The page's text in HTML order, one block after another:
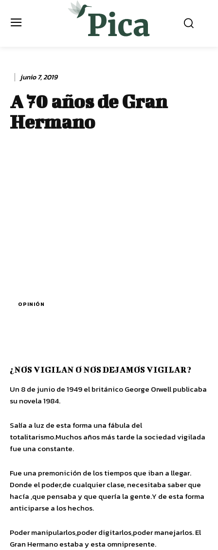
junio 7, 2019
A 70 años de Gran
Hermano
OPINIÓN
¿NOS VIGILAN O NOS DEJAMOS VIGILAR?
Un 8 de junio de 1949 el británico George Orwell publicaba
su novela 1984.
Salía a luz de esta forma una fábula del
totalitarismo.Muchos años más tarde la sociedad vigilada
fue una constante.
Fue una premonición de los tiempos que iban a llegar.
Donde el poder,de cualquier clase, necesitaba saber que
hacía ,que pensaba y que quería la gente.Y de esta forma
anticiparse a los hechos.
Poder manipularlos,poder digitarlos,poder manejarlos. El
Gran Hermano estaba y esta omnipresente.